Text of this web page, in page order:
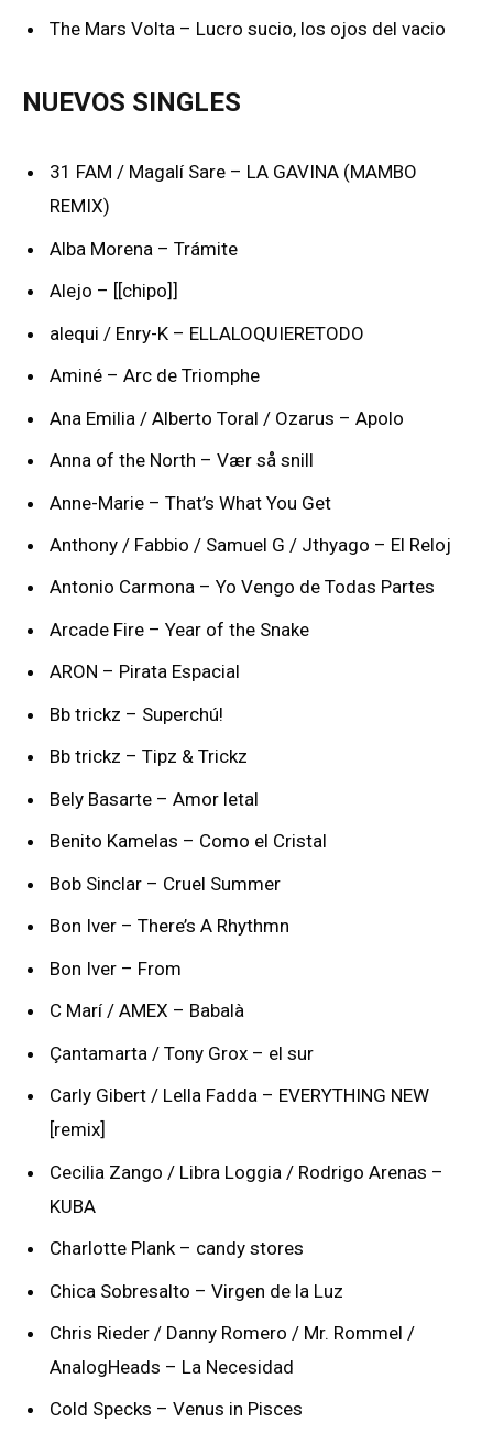
The Mars Volta – Lucro sucio, los ojos del vacio
NUEVOS SINGLES
31 FAM / Magalí Sare – LA GAVINA (MAMBO
REMIX)
Alba Morena – Trámite
Alejo – [[chipo]]
alequi / Enry-K – ELLALOQUIERETODO
Aminé – Arc de Triomphe
Ana Emilia / Alberto Toral / Ozarus – Apolo
Anna of the North – Vær så snill
Anne-Marie – That’s What You Get
Anthony / Fabbio / Samuel G / Jthyago – El Reloj
Antonio Carmona – Yo Vengo de Todas Partes
Arcade Fire – Year of the Snake
ARON – Pirata Espacial
Bb trickz – Superchú!
Bb trickz – Tipz & Trickz
Bely Basarte – Amor letal
Benito Kamelas – Como el Cristal
Bob Sinclar – Cruel Summer
Bon Iver – There’s A Rhythmn
Bon Iver – From
C Marí / AMEX – Babalà
Çantamarta / Tony Grox – el sur
Carly Gibert / Lella Fadda – EVERYTHING NEW
[remix]
Cecilia Zango / Libra Loggia / Rodrigo Arenas –
KUBA
Charlotte Plank – candy stores
Chica Sobresalto – Virgen de la Luz
Chris Rieder / Danny Romero / Mr. Rommel /
AnalogHeads – La Necesidad
Cold Specks – Venus in Pisces